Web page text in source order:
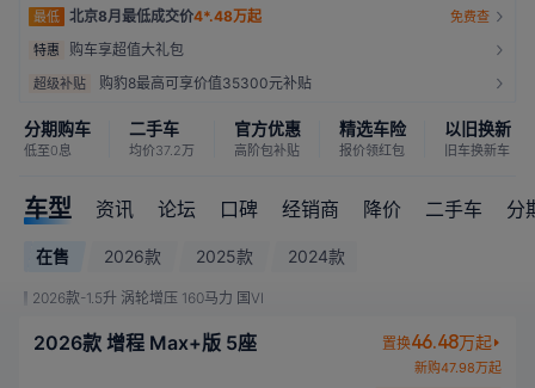
最低 北京8月最低成交价4*.48万起
免费查
特惠
购车享超值大礼包
超级补贴 购豹8最高可享价值35300元补贴
分期购车
低至0息
二手车
均价37.2万
官方优惠
高阶包补贴
精选车险
报价领红包
以旧换新
旧车换新车
车型 资讯 论坛 口碑 经销商 降价 二手车 分
在售 2026款 2025款 2024款
2026款-1.5升 涡轮增压 160马力 国VI
2026款 增程 Max+版 5座 置换46.48万起
新购47.98万起